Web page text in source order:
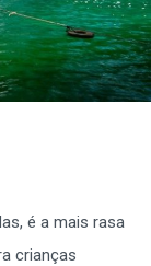
é a mais rasa
crianças